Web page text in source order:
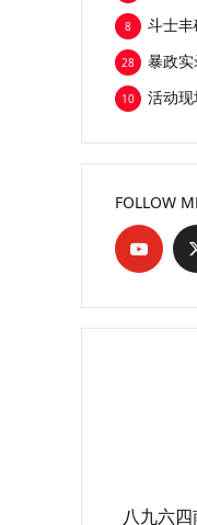
斗士
8
暴政
28
活动现
10
FOLLOW
八九六